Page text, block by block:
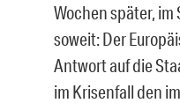
Wochen später,
soweit: Der
Antwort auf die
im Krisenfall den